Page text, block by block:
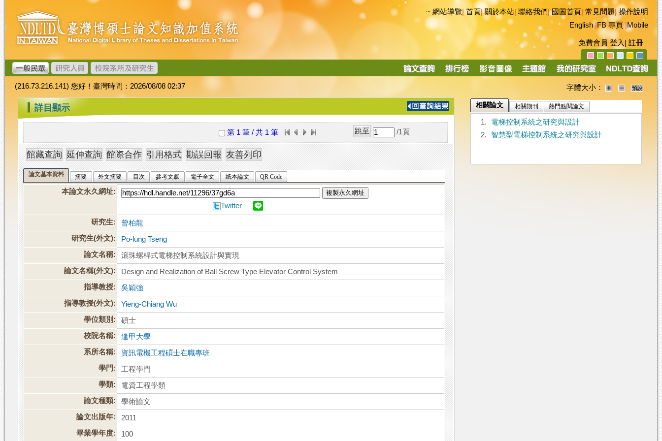
跳
到
主
要
內
容
臺
灣
博
碩
士
論
文
加
值
系
統
::: 網站導覽|首頁|關於本站 聯絡我們|國圖首頁 常見問題|操作說明
English|FB 專頁|Mobile
免費會員 登入 註冊
導
(216.73.216.141) 您好！臺灣時間：2026/08/08 02:37 字體大小：
::: 詳目顯示
第 1 筆 / 共 1 筆 /1 頁
論文基本資料 摘要 外文摘要 目次 參考文獻 電子全文 紙本論文 QR Code
本論文永久網址: 複製永久網址
Twitter
研究生:
曾柏龍
研究生(外文):
Po-lung Tseng
論文名稱:
滾珠螺桿式電梯控制系統設計與實現
論文名稱(外文):
Design and Realization of Ball Screw Type Elevator Control System
指導教授:
吳穎強
指導教授(外文):
Yieng-Chiang Wu
學位類別:
碩士
校院名稱:
逢甲大學
系所名稱:
資訊電機工程碩士在職專班
學門:
工程學門
學類:
電資工程學類
論文種類:
學術論文
論文出版年:
2011
畢業學年度:
100
相關論文 相關期刊 熱門點閱論文
1.
電梯控制系統之研究與設計
2.
智慧型電梯控制系統之研究與設計